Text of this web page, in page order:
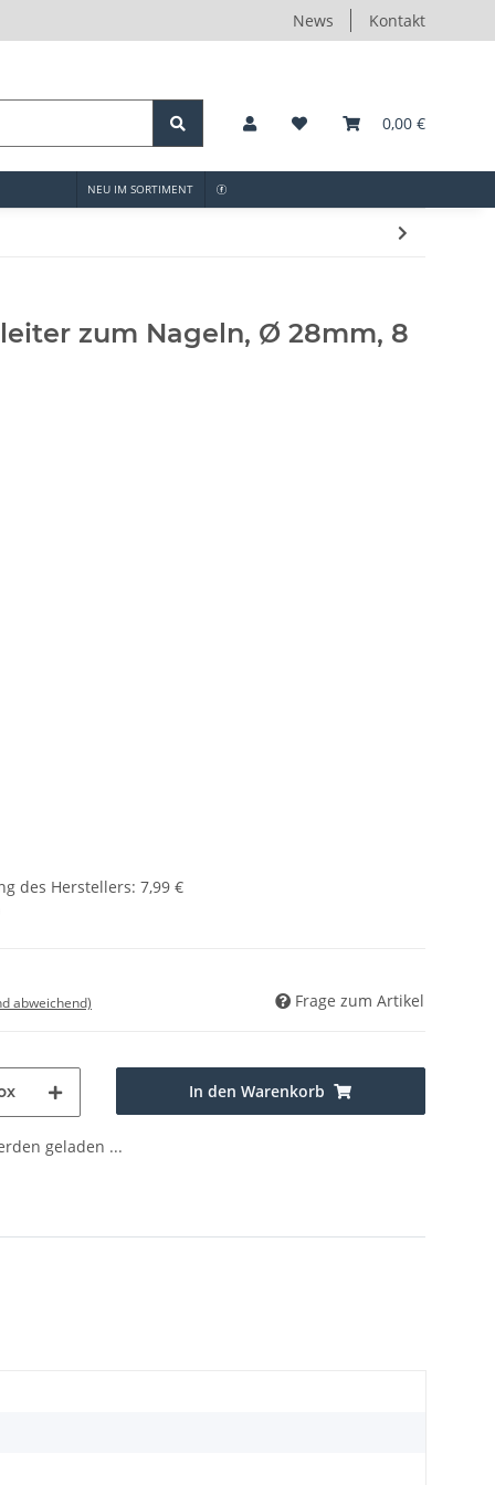
News Kontakt
0,00 €
NEU IM SORTIMENT
zum Nageln, Ø 28mm, 8
des Herstellers: 7,99 €
abweichend) Frage zum Artikel
In den Warenkorb
geladen ...